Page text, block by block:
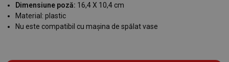
Dimensiune poză: 16,4 X 10,4 cm
Material: plastic
Nu este compatibil cu mașina de spălat vase